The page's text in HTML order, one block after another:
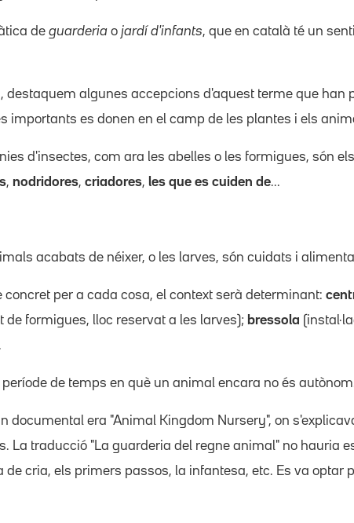
de guarderia o jardí d'infants, que en català té un
destaquem algunes accepcions d'aquest terme que han
importants es donen en el camp de les plantes i els
d'insectes, com ara les abelles o les formigues, són
, nodridores, criadores, les que es cuiden de...
acabats de néixer, o les larves, són cuidats i
concret per a cada cosa, el context serà determinant:
de formigues, lloc reservat a les larves); bressola
de temps en què un animal encara no és
documental era "Animal Kingdom Nursery", on
La traducció "La guarderia del regne animal" no hauria
de cria, els primers passos, la infantesa, etc. Es va optar